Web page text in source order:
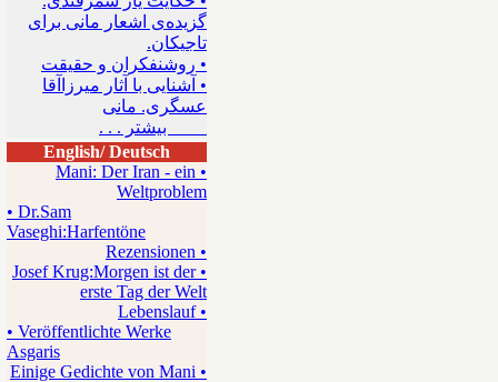
گزیده‌ی اشعار مانی برای
تاجیکان.
• روشنفکران و حقیقت
• آشنایی با آثار میرزاآقا
عسگری. مانی
بیشتر . . .
English/ Deutsch
• Mani: Der Iran - ein
Weltproblem
• Dr.Sam
Vaseghi:Harfentöne
• Rezensionen
• Josef Krug:Morgen ist der
erste Tag der Welt
• Lebenslauf
• Veröffentlichte Werke
Asgaris
• Einige Gedichte von Mani